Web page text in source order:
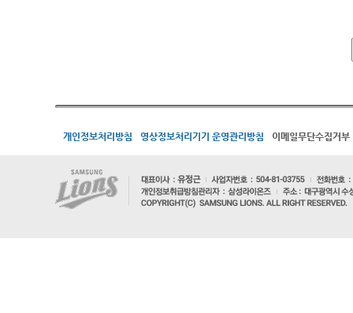
개인정보처리방침 영상정보처리기기 운영관리방침 이메일무단수집거부